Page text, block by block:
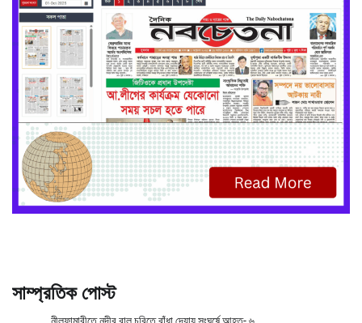
সাম্প্রতিক পোস্ট